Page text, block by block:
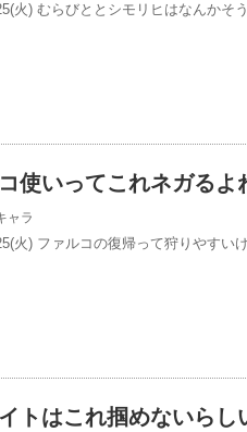
火) むらびととシモリヒはなんかそ
使いってこれネガるよ
ャラ
火) ファルコの復帰って狩りやすい
トはこれ掴めないらし